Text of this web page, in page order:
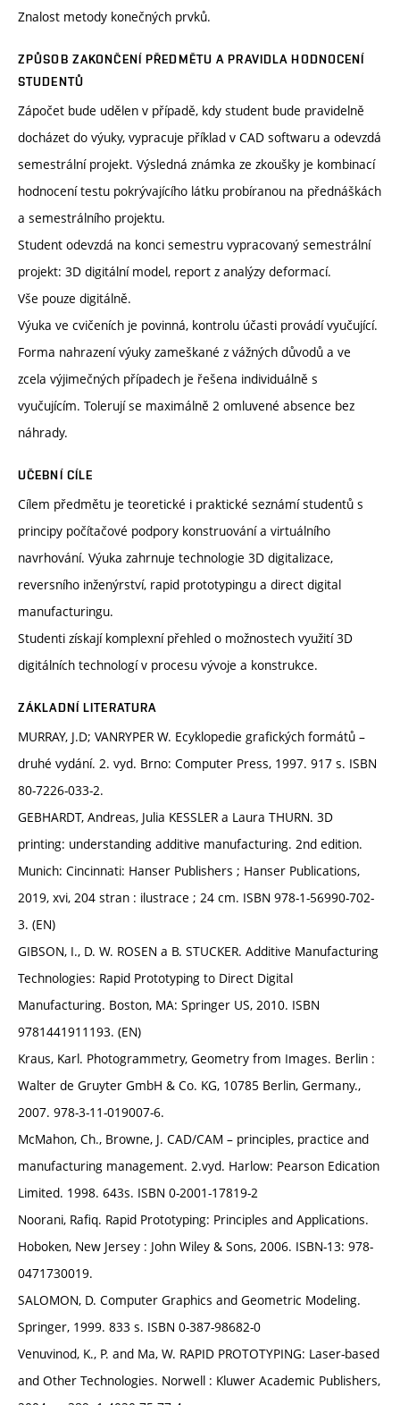
Znalost metody konečných prvků.
ZPŮSOB ZAKONČENÍ PŘEDMĚTU A PRAVIDLA HODNOCENÍ
STUDENTŮ
Zápočet bude udělen v případě, kdy student bude pravidelně
docházet do výuky, vypracuje příklad v CAD softwaru a odevzdá
semestrální projekt. Výsledná známka ze zkoušky je kombinací
hodnocení testu pokrývajícího látku probíranou na přednáškách
a semestrálního projektu.
Student odevzdá na konci semestru vypracovaný semestrální
projekt: 3D digitální model, report z analýzy deformací.
Vše pouze digitálně.
Výuka ve cvičeních je povinná, kontrolu účasti provádí vyučující.
Forma nahrazení výuky zameškané z vážných důvodů a ve
zcela výjimečných případech je řešena individuálně s
vyučujícím. Tolerují se maximálně 2 omluvené absence bez
náhrady.
UČEBNÍ CÍLE
Cílem předmětu je teoretické i praktické seznámí studentů s
principy počítačové podpory konstruování a virtuálního
navrhování. Výuka zahrnuje technologie 3D digitalizace,
reversního inženýrství, rapid prototypingu a direct digital
manufacturingu.
Studenti získají komplexní přehled o možnostech využití 3D
digitálních technologí v procesu vývoje a konstrukce.
ZÁKLADNÍ LITERATURA
MURRAY, J.D; VANRYPER W. Ecyklopedie grafických formátů –
druhé vydání. 2. vyd. Brno: Computer Press, 1997. 917 s. ISBN
80-7226-033-2.
GEBHARDT, Andreas, Julia KESSLER a Laura THURN. 3D
printing: understanding additive manufacturing. 2nd edition.
Munich: Cincinnati: Hanser Publishers ; Hanser Publications,
2019, xvi, 204 stran : ilustrace ; 24 cm. ISBN 978-1-56990-702-
3. (EN)
GIBSON, I., D. W. ROSEN a B. STUCKER. Additive Manufacturing
Technologies: Rapid Prototyping to Direct Digital
Manufacturing. Boston, MA: Springer US, 2010. ISBN
9781441911193. (EN)
Kraus, Karl. Photogrammetry, Geometry from Images. Berlin :
Walter de Gruyter GmbH & Co. KG, 10785 Berlin, Germany.,
2007. 978-3-11-019007-6.
McMahon, Ch., Browne, J. CAD/CAM – principles, practice and
manufacturing management. 2.vyd. Harlow: Pearson Edication
Limited. 1998. 643s. ISBN 0-2001-17819-2
Noorani, Rafiq. Rapid Prototyping: Principles and Applications.
Hoboken, New Jersey : John Wiley & Sons, 2006. ISBN-13: 978-
0471730019.
SALOMON, D. Computer Graphics and Geometric Modeling.
Springer, 1999. 833 s. ISBN 0-387-98682-0
Venuvinod, K., P. and Ma, W. RAPID PROTOTYPING: Laser-based
and Other Technologies. Norwell : Kluwer Academic Publishers,